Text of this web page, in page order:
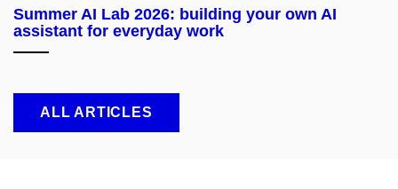
Summer AI Lab 2026: building your own AI
assistant for everyday work
ALL ARTICLES